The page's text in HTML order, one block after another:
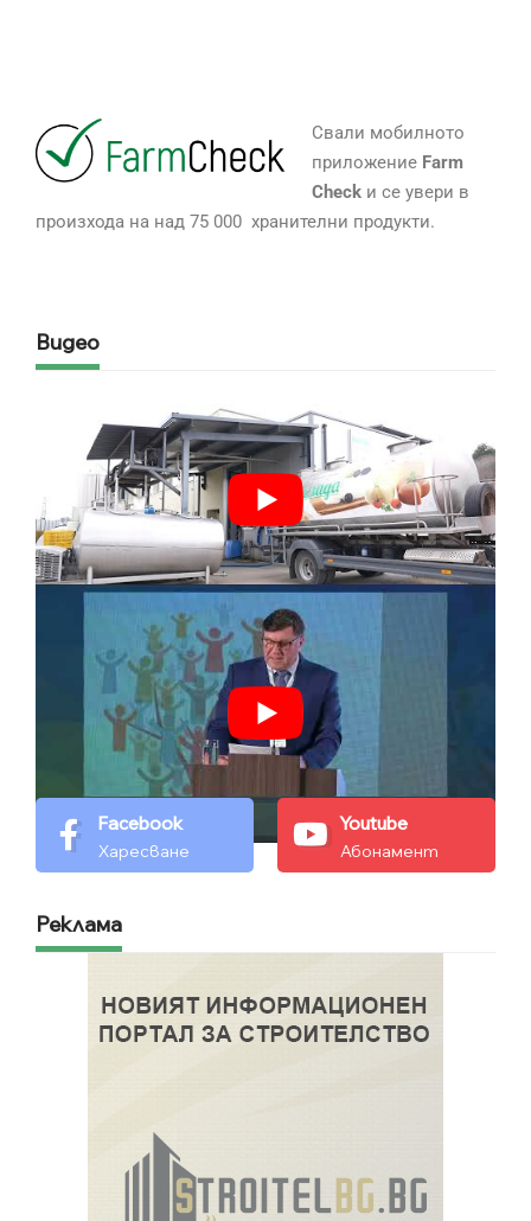
Свали мобилното
приложение Farm
Checkи се увери в
произхода на над 75 000 хранителни продукти.
Видео
Facebook
Харесване
Youtube
Абонамент
Реклама